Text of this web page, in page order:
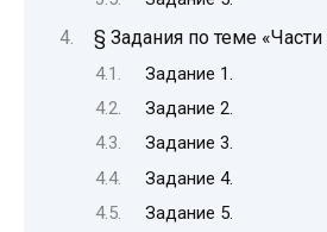
§ Задания по теме «Части
Задание 1.
Задание 2.
Задание 3.
Задание 4.
Задание 5.